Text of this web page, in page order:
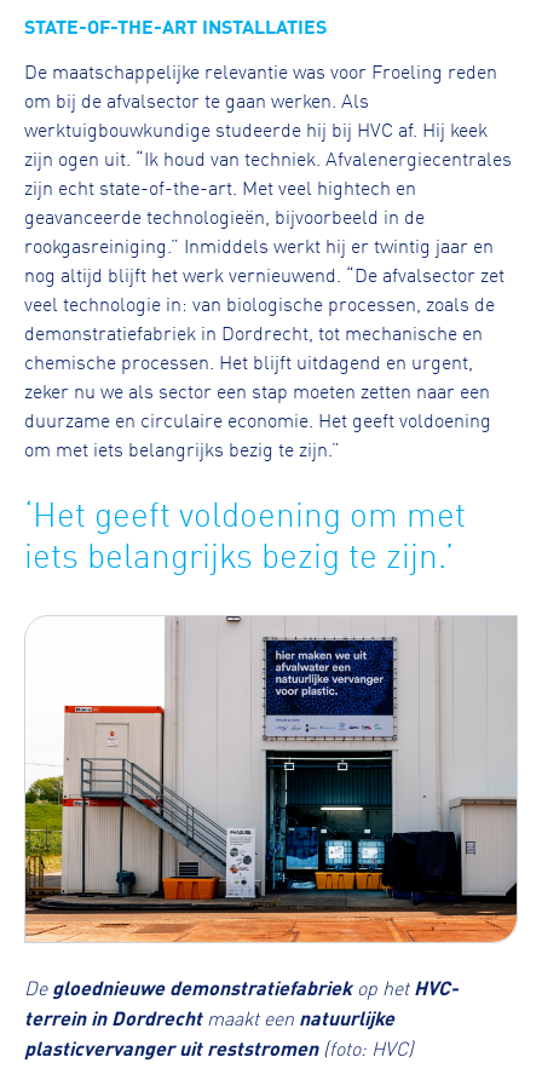
STATE-OF-THE-ART INSTALLATIES
De maatschappelijke relevantie was voor Froeling reden
om bij de afvalsector te gaan werken. Als
werktuigbouwkundige studeerde hij bij HVC af. Hij keek
zijn ogen uit. “Ik houd van techniek. Afvalenergiecentrales
zijn echt state-of-the-art. Met veel hightech en
geavanceerde technologieën, bijvoorbeeld in de
rookgasreiniging.” Inmiddels werkt hij er twintig jaar en
nog altijd blijft het werk vernieuwend. “De afvalsector zet
veel technologie in: van biologische processen, zoals de
demonstratiefabriek in Dordrecht, tot mechanische en
chemische processen. Het blijft uitdagend en urgent,
zeker nu we als sector een stap moeten zetten naar een
duurzame en circulaire economie. Het geeft voldoening
om met iets belangrijks bezig te zijn.”
‘Het geeft voldoening om met
iets belangrijks bezig te zijn.’
Degloednieuwe demonstratiefabriekop hetHVC-
terrein in Dordrechtmaakt een natuurlijke
plasticvervanger uit reststromen(foto: HVC)